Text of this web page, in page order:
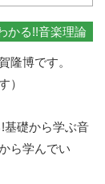
かる!!音楽理論
隆博です。
）
基礎から学ぶ音
ら学んでい